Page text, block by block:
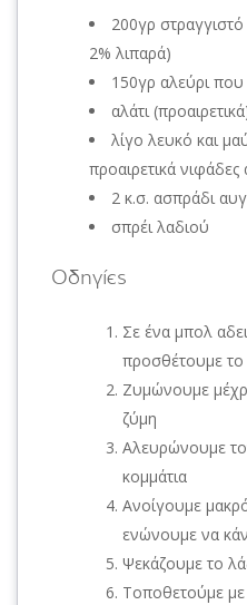
200γρ
2% λιπαρά)
150γρ αλεύρι
αλάτι
λίγο λευκό και
προαιρετικά νιφάδες
2 κ.σ. ασπράδι
σπρέι λαδιού
Οδηγίες
Σε ένα μπολ
προσθέτουμε το
Ζυμώνουμε
ζύμη
Αλευρώνουμε
κομμάτια
Ανοίγουμε
ενώνουμε να
Ψεκάζουμε το
Τοποθετούμε